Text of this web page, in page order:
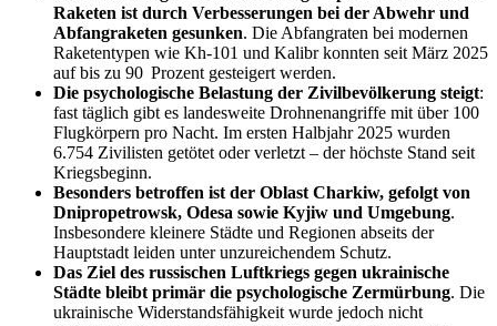
Raketen ist durch Verbesserungen bei der Abwehr und
Abfangraketen gesunken. Die Abfangraten bei modernen
Raketentypen wie Kh-101 und Kalibr konnten seit März 2025
auf bis zu 90 Prozent gesteigert werden.
Die psychologische Belastung der Zivilbevölkerung steigt:
fast täglich gibt es landesweite Drohnenangriffe mit über 100
Flugkörpern pro Nacht. Im ersten Halbjahr 2025 wurden
6.754 Zivilisten getötet oder verletzt – der höchste Stand seit
Kriegsbeginn.
Besonders betroffen ist der Oblast Charkiw, gefolgt von
Dnipropetrowsk, Odesa sowie Kyjiw und Umgebung.
Insbesondere kleinere Städte und Regionen abseits der
Hauptstadt leiden unter unzureichendem Schutz.
Das Ziel des russischen Luftkriegs gegen ukrainische
Städte bleibt primär die psychologische Zermürbung. Die
ukrainische Widerstandsfähigkeit wurde jedoch nicht